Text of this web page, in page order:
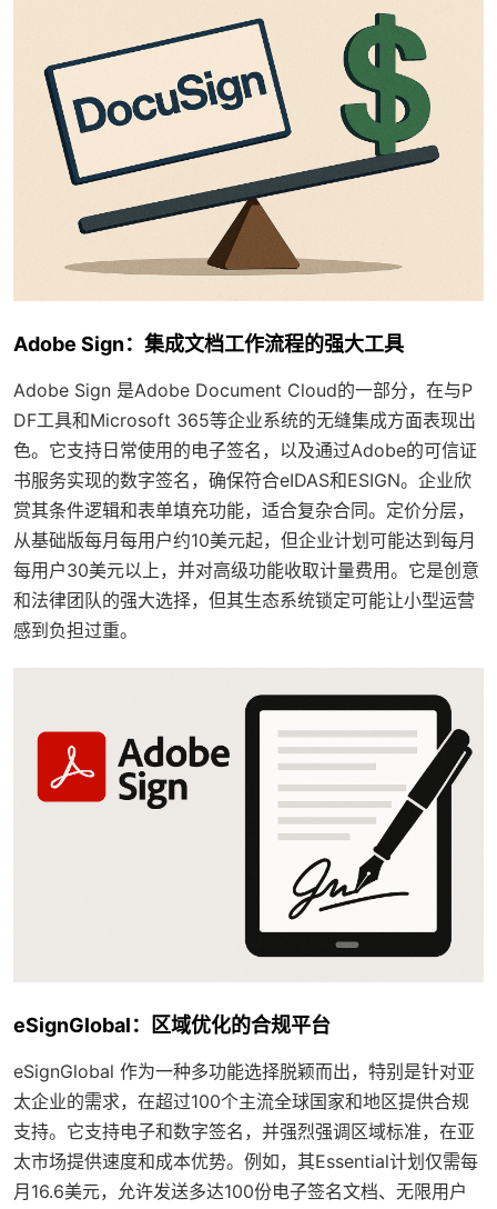
Adobe Sign：集成文档工作流程的强大工具
Adobe Sign 是Adobe Document Cloud的一部分，在与P
DF工具和Microsoft 365等企业系统的无缝集成方面表现出
色。它支持日常使用的电子签名，以及通过Adobe的可信证
书服务实现的数字签名，确保符合eIDAS和ESIGN。企业欣
赏其条件逻辑和表单填充功能，适合复杂合同。定价分层，
从基础版每月每用户约10美元起，但企业计划可能达到每月
每用户30美元以上，并对高级功能收取计量费用。它是创意
和法律团队的强大选择，但其生态系统锁定可能让小型运营
感到负担过重。
eSignGlobal：区域优化的合规平台
eSignGlobal 作为一种多功能选择脱颖而出，特别是针对亚
太企业的需求，在超过100个主流全球国家和地区提供合规
支持。它支持电子和数字签名，并强烈强调区域标准，在亚
太市场提供速度和成本优势。例如，其Essential计划仅需每
月16.6美元，允许发送多达100份电子签名文档、无限用户